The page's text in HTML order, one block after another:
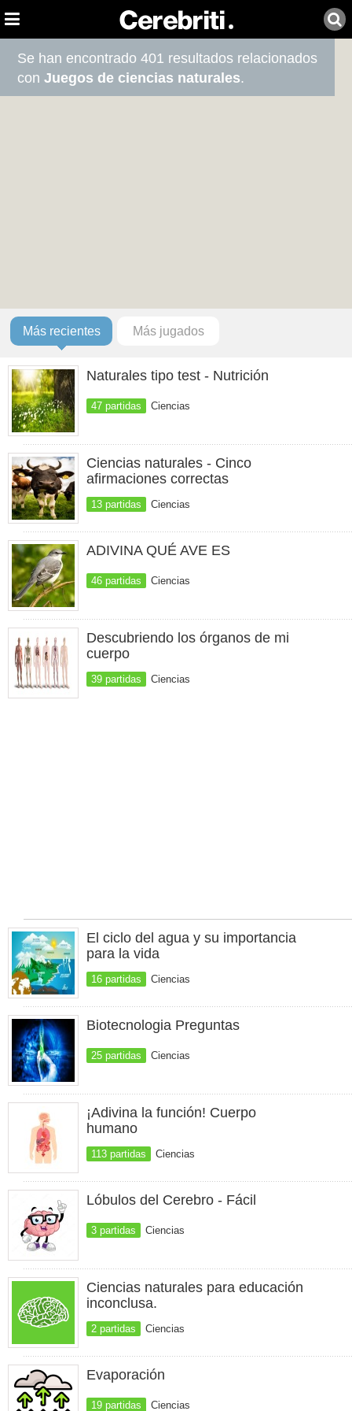
Se han encontrado 401 resultados relacionados
conJuegos de ciencias naturales.
Más recientes Más jugados
Naturales tipo test - Nutrición
47 partidas Ciencias
Ciencias naturales - Cinco
afirmaciones correctas
13 partidas Ciencias
ADIVINA QUÉ AVE ES
46 partidas Ciencias
Descubriendo los órganos de mi
cuerpo
39 partidas Ciencias
El ciclo del agua y su importancia
para la vida
16 partidas Ciencias
Biotecnologia Preguntas
25 partidas Ciencias
¡Adivina la función! Cuerpo
humano
113 partidas Ciencias
Lóbulos del Cerebro - Fácil
3 partidas Ciencias
Ciencias naturales para educación
inconclusa.
2 partidas Ciencias
Evaporación
19 partidas Ciencias